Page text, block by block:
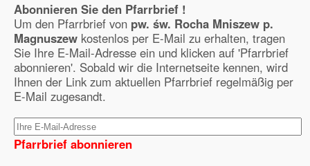
Abonnieren Sie den Pfarrbrief !
Um den Pfarrbrief von pw. św. Rocha Mniszew p.
Magnuszew kostenlos per E-Mail zu erhalten, tragen
Sie Ihre E-Mail-Adresse ein und klicken auf 'Pfarrbrief
abonnieren'. Sobald wir die Internetseite kennen, wird
Ihnen der Link zum aktuellen Pfarrbrief regelmäßig per
E-Mail zugesandt.
Pfarrbrief abonnieren